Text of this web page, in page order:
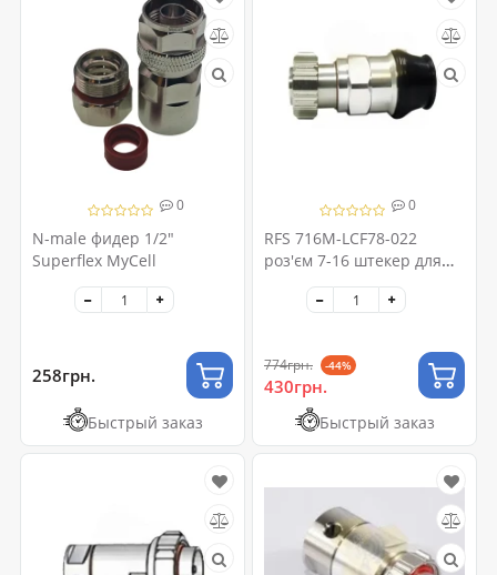
0
N-male фидер 1/2"
Superflex MyCell
258грн.
Быстрый заказ
0
RFS 716M-LCF78-022
роз'єм 7-16 штекер для
фидера 7/8 "
774грн. -44%
430грн.
Быстрый заказ